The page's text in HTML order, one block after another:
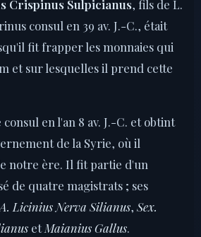
Crispinus Sulpicianus, fils de L.
consul en 39 av. J.-C., était
fit frapper les monnaies qui
et sur lesquelles il prend cette
en l'an 8 av. J.-C. et obtint
de la Syrie, où il
notre ère. Il fit partie d'un
de quatre magistrats ; ses
A. Licinius Nerva Silianus, Sex.
etMaianius Gallus.